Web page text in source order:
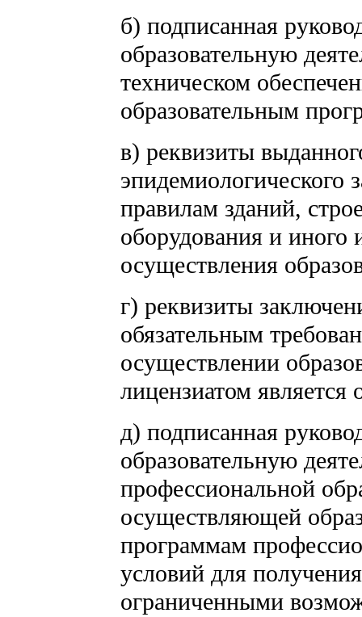
б) подписанная
образовательную
техническом
образовательным
в) реквизиты
эпидемиологического
правилам зданий,
оборудования и
осуществления
г) реквизиты
обязательным
осуществлении
лицензиатом является
д) подписанная
образовательную
профессиональной
осуществляющей
программам
условий для
ограниченными